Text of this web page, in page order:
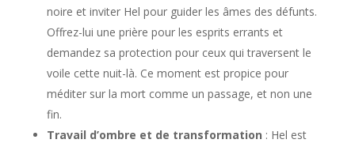
noire et inviter Hel pour guider les âmes des défunts.
Offrez-lui une prière pour les esprits errants et
demandez sa protection pour ceux qui traversent le
voile cette nuit-là. Ce moment est propice pour
méditer sur la mort comme un passage, et non une
fin.
Travail d’ombre et de transformation : Hel est